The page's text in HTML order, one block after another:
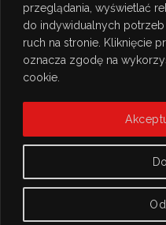
przeglądania, wyświetlać
do indywidualnych
ruch na stronie. Kliknięcie
oznacza zgodę na
cookie.
©